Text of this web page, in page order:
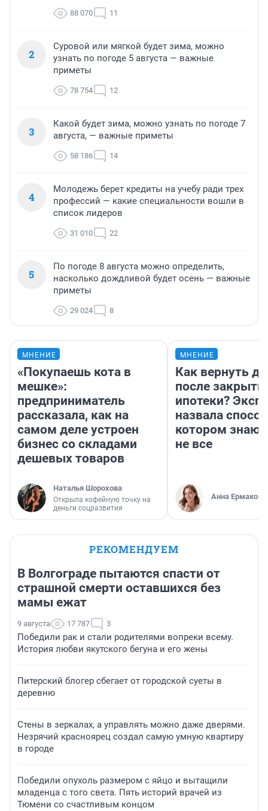
88 070 11
2
Суровой или мягкой будет зима, можно
узнать по погоде 5 августа — важные
приметы
78 754 12
3
Какой будет зима, можно узнать по погоде 7
августа, — важные приметы
58 186 14
4
Молодежь берет кредиты на учебу ради трех
профессий — какие специальности вошли в
список лидеров
31 010 22
5
По погоде 8 августа можно определить,
насколько дождливой будет осень — важные
приметы
29 024 8
МНЕНИЕ
«Покупаешь кота в
мешке»:
предприниматель
рассказала, как на
самом деле устроен
бизнес со складами
дешевых товаров
Наталья Шорохова
Открыла кофейную точку на
деньги соцразвития
МНЕНИЕ
Как вернуть
после
ипотеки?
назвала
котором
не все
Анна Ермакова
РЕКОМЕНДУЕМ
В Волгограде пытаются спасти от
страшной смерти оставшихся без
мамы ежат
9 августа 17 787 3
Победили рак и стали родителями вопреки всему.
История любви якутского бегуна и его жены
Питерский блогер сбегает от городской суеты в
деревню
Стены в зеркалах, а управлять можно даже дверями.
Незрячий красноярец создал самую умную квартиру
в городе
Победили опухоль размером с яйцо и вытащили
младенца с того света. Пять историй врачей из
Тюмени со счастливым концом